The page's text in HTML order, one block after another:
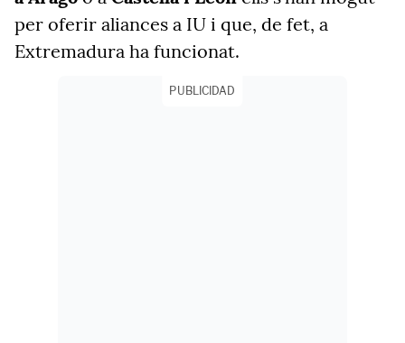
per oferir aliances a IU i que, de fet, a
Extremadura ha funcionat.
PUBLICIDAD